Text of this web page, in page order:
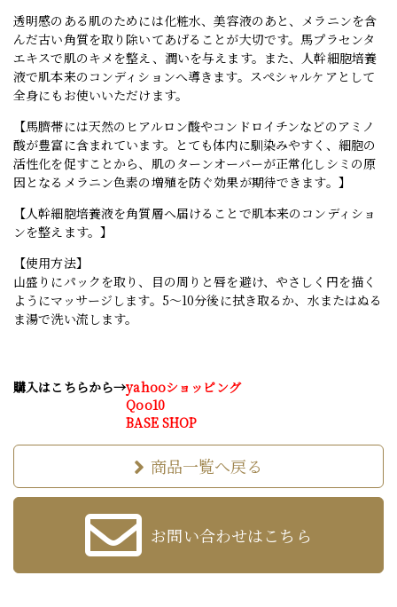
透明感のある肌のためには化粧水、美容液のあと、メラニンを含
んだ古い角質を取り除いてあげることが大切です。馬プラセンタ
エキスで肌のキメを整え、潤いを与えます。また、人幹細胞培養
液で肌本来のコンディションへ導きます。スペシャルケアとして
全身にもお使いいただけます。
【馬臍帯には天然のヒアルロン酸やコンドロイチンなどのアミノ
酸が豊富に含まれています。とても体内に馴染みやすく、細胞の
活性化を促すことから、肌のターンオーバーが正常化しシミの原
因となるメラニン色素の増殖を防ぐ効果が期待できます。】
【人幹細胞培養液を角質層へ届けることで肌本来のコンディショ
ンを整えます。】
【使用方法】
山盛りにパックを取り、目の周りと唇を避け、やさしく円を描く
ようにマッサージします。5～10分後に拭き取るか、水またはぬる
ま湯で洗い流します。
購入はこちらから→yahooショッピング
Qoo10
BASE SHOP
商品一覧へ戻る
お問い合わせはこちら